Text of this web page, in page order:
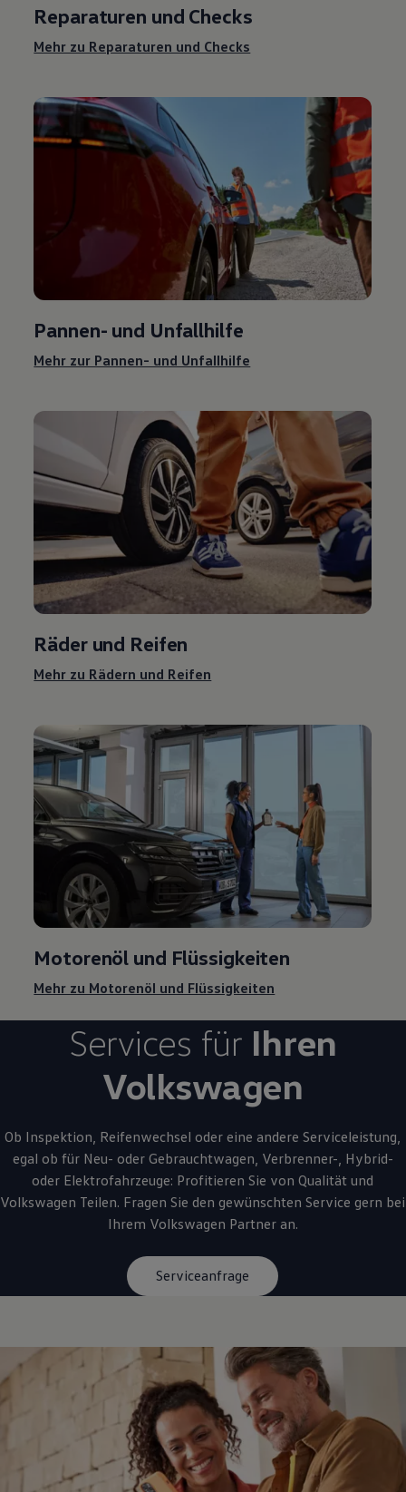
Reparaturen und Checks
Mehr zu Reparaturen und Checks
Pannen- und Unfallhilfe
Mehr zur Pannen- und Unfallhilfe
Räder und Reifen
Mehr zu Rädern und Reifen
Motorenöl und Flüssigkeiten
Mehr zu Motorenöl und Flüssigkeiten
Services für Ihren
Volkswagen
Ob Inspektion, Reifenwechsel oder eine andere Serviceleistung,
egal ob für Neu- oder Gebrauchtwagen , Verbrenner-, Hybrid-
oder Elektrofahrzeuge: Profitieren Sie von Qualität und
Volkswagen Teilen. Fragen Sie den gewünschten Service gern bei
Ihrem Volkswagen Partner an.
Serviceanfrage